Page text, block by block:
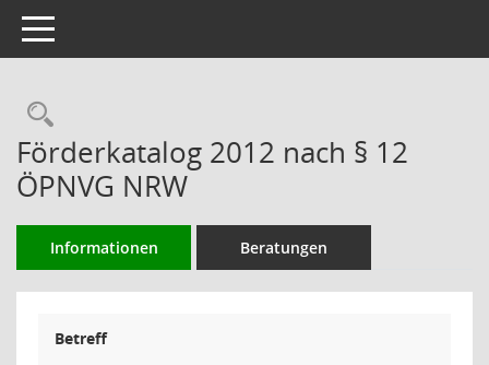
Toggle navigation
Rechercheauswahl
Förderkatalog 2012 nach § 12
ÖPNVG NRW
Informationen Beratungen
Betreff